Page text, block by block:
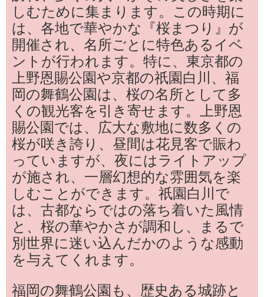
しむために集まります。この時期に
は、各地で華やかな『桜まつり』が
開催され、名所ごとに特色あるイベ
ントが行われます。特に、東京都の
上野恩賜公園や京都の祇園白川、福
岡の舞鶴公園は、桜の名所として多
くの観光客を引き寄せます。上野恩
賜公園では、広大な敷地に数多くの
桜が咲き誇り、昼間は花見客で賑わ
っていますが、夜にはライトアップ
が施され、一層幻想的な雰囲気を楽
しむことができます。祇園白川で
は、古都ならではの落ち着いた風情
と、桜の華やかさが調和し、まるで
別世界に迷い込んだかのような感動
を与えてくれます。
福岡の舞鶴公園も、歴史ある城跡と